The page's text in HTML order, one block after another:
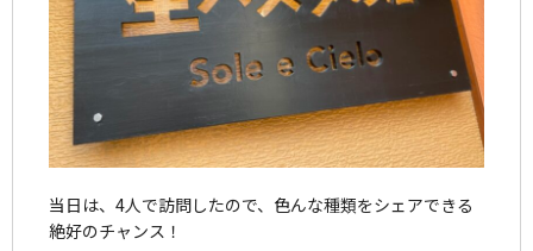
当日は、4人で訪問したので、色んな種類をシェアできる
絶好のチャンス！